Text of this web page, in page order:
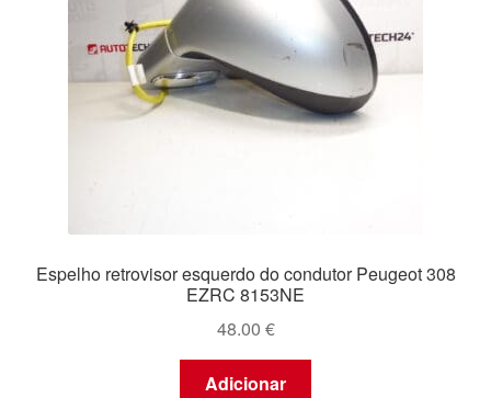
Espelho retrovisor esquerdo do condutor Peugeot 308
EZRC 8153NE
48.00 €
Adicionar